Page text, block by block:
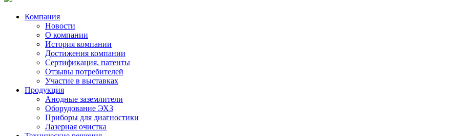
Компания
Новости
О компании
История компании
Достижения компании
Сертификация, патенты
Отзывы потребителей
Участие в выставках
Продукция
Анодные заземлители
Оборудование ЭХЗ
Приборы для диагностики
Лазерная очистка